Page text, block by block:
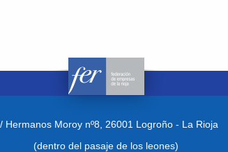
Hermanos Moroy nº8, 26001 Logroño - La Rioja
(dentro del pasaje de los leones)